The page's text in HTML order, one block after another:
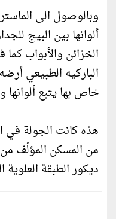
وبالوصول الى
ألوانها بين البيج
الخزائن والأبواب
الباركيه الطبيعي
خاص بها يتبع ألوانها
هذه كانت الجولة في
من المسكن المؤلّف
ديكور الطبقة العلوية